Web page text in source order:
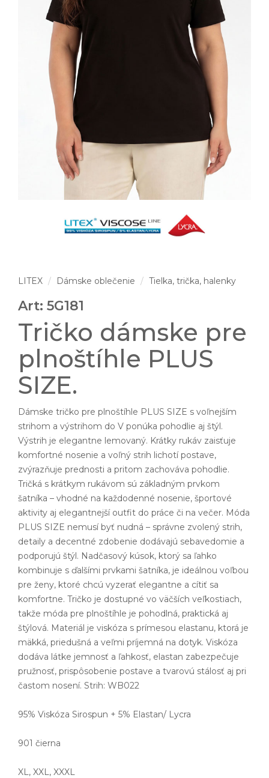
LITEX Dámske oblečenie Tielka, trička, halenky
Art: 5G181
Tričko dámske pre
plnoštíhle PLUS
SIZE.
Dámske tričko pre plnoštíhle PLUS SIZE s voľnejším
strihom a výstrihom do V ponúka pohodlie aj štýl.
Výstrih je elegantne lemovaný. Krátky rukáv zaisťuje
komfortné nosenie a voľný strih lichotí postave,
zvýrazňuje prednosti a pritom zachováva pohodlie.
Tričká s krátkym rukávom sú základným prvkom
šatníka – vhodné na každodenné nosenie, športové
aktivity aj elegantnejší outfit do práce či na večer. Móda
PLUS SIZE nemusí byť nudná – správne zvolený strih,
detaily a decentné zdobenie dodávajú sebavedomie a
podporujú štýl. Nadčasový kúsok, ktorý sa ľahko
kombinuje s ďalšími prvkami šatníka, je ideálnou voľbou
pre ženy, ktoré chcú vyzerať elegantne a cítiť sa
komfortne. Tričko je dostupné vo väčších veľkostiach,
takže móda pre plnoštíhle je pohodlná, praktická aj
štýlová. Materiál je viskóza s prímesou elastanu, ktorá je
mäkká, priedušná a veľmi príjemná na dotyk. Viskóza
dodáva látke jemnosť a ľahkosť, elastan zabezpečuje
pružnosť, prispôsobenie postave a tvarovú stálosť aj pri
častom nosení. Strih: WB022
95% Viskóza Sirospun + 5% Elastan/ Lycra
901 čierna
XL, XXL, XXXL